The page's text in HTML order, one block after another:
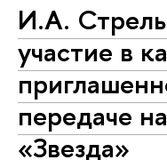
И.А.
участие в
передаче
«Звезда»